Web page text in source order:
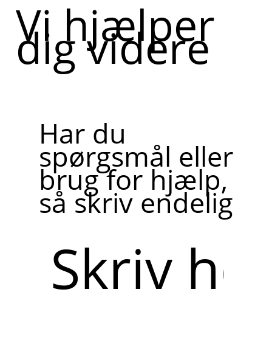
Vi hjælper
dig videre
Har du
spørgsmål eller
brug for hjælp,
så skriv endelig
her